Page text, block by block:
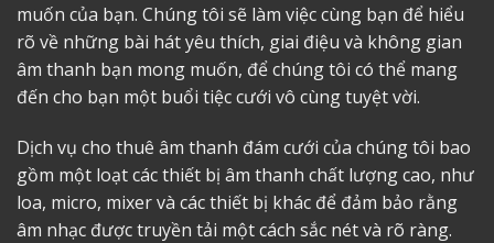
muốn của bạn. Chúng tôi sẽ làm việc cùng bạn để hiểu
rõ về những bài hát yêu thích, giai điệu và không gian
âm thanh bạn mong muốn, để chúng tôi có thể mang
đến cho bạn một buổi tiệc cưới vô cùng tuyệt vời.
Dịch vụ cho thuê âm thanh đám cưới của chúng tôi bao
gồm một loạt các thiết bị âm thanh chất lượng cao, như
loa, micro, mixer và các thiết bị khác để đảm bảo rằng
âm nhạc được truyền tải một cách sắc nét và rõ ràng.